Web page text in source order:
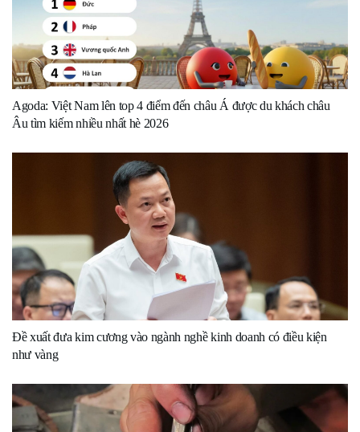
Agoda: Việt Nam lên top 4 điểm đến châu Á được du khách châu
Âu tìm kiếm nhiều nhất hè 2026
Đề xuất đưa kim cương vào ngành nghề kinh doanh có điều kiện
như vàng